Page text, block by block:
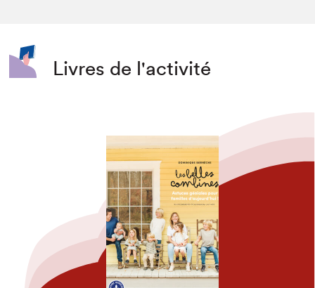
Livres de l'activité